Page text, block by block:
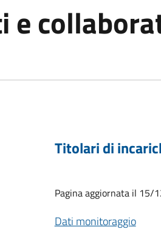
e
Titolari di
Pagina aggiornata il 15/
Dati monitoraggio